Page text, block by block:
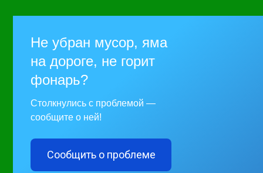
Не убран мусор, яма
на дороге, не горит
фонарь?
Столкнулись с проблемой —
сообщите о ней!
Сообщить о проблеме